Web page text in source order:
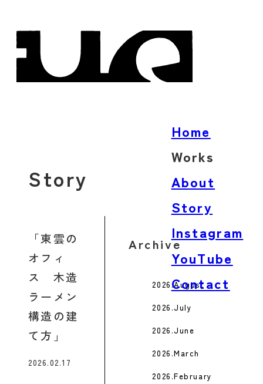
Home
Works
Architecture
Words
About
Story
Instagram
YouTube
Contact
Story
東雲の
オフィ
ス 木造
ラーメン
構造の建
て方
2026.02.17
Archive
2026.August
2026.July
2026.June
2026.March
2026.February